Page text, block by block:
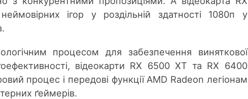
ігор у роздільній здатності 1080п у
процесом для забезпечення виняткової
відеокарти RX 6500 XT та RX 6400
процес і передові функції AMD Radeon легіонам
ґеймерів.